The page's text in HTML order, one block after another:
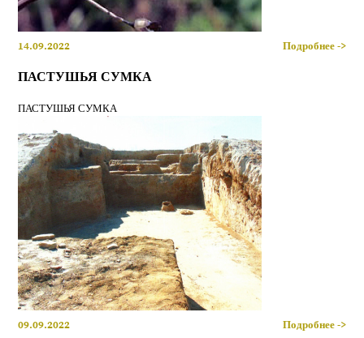
14.09.2022 Подробнее ->
ПАСТУШЬЯ СУМКА
ПАСТУШЬЯ СУМКА
09.09.2022 Подробнее ->